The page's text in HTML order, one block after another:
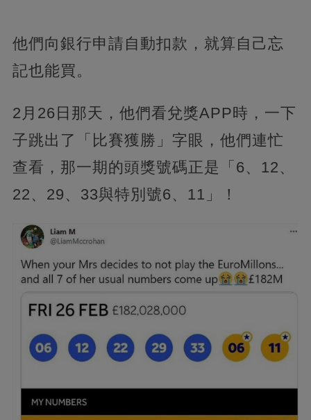
他們向銀行申請自動扣款，就算自己忘
記也能買。
2月26日那天，他們看兌獎APP時，一下
子跳出了「比賽獲勝」字眼，他們連忙
查看，那一期的頭獎號碼正是「6、12、
22、29、33與特別號6、11」！